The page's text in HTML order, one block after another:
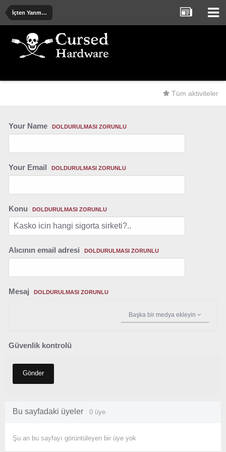
İçten Yanmalı ve Elektrik Motorlu Araçlar
Tüm aktiviteler
Your Name DOLDURULMASI ZORUNLU
Your Email DOLDURULMASI ZORUNLU
Konu DOLDURULMASI ZORUNLU
Alıcının email adresi DOLDURULMASI ZORUNLU
Mesaj DOLDURULMASI ZORUNLU
Başka bir medya ekleyin
Güvenlik kontrolü
Gönder
Bu sayfadaki üyeler 0 üye
Şu an bu sayfayı görüntüleyen bir üye yok